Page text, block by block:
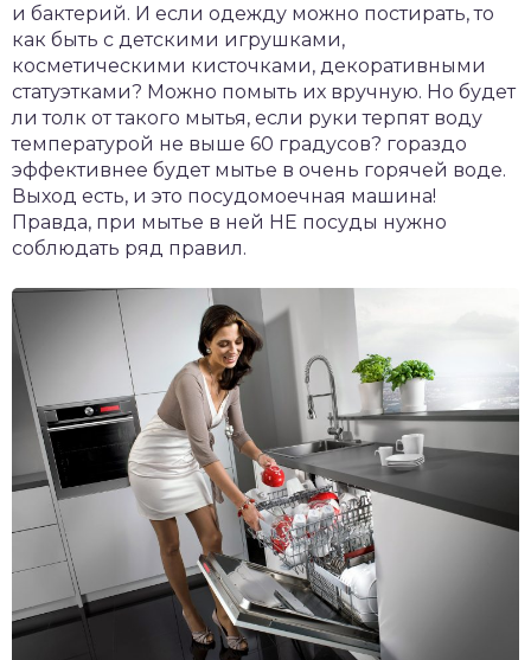
и бактерий. И если одежду можно постирать, то
как быть с детскими игрушками,
косметическими кисточками, декоративными
статуэтками? Можно помыть их вручную. Но будет
ли толк от такого мытья, если руки терпят воду
температурой не выше 60 градусов? гораздо
эффективнее будет мытье в очень горячей воде.
Выход есть, и это посудомоечная машина!
Правда, при мытье в ней НЕ посуды нужно
соблюдать ряд правил.